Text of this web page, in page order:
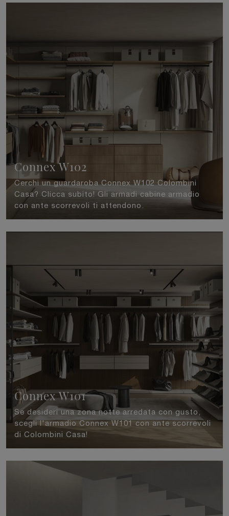
Connex W102
Cerchi un guardaroba Connex W102 Colombini
Casa? Clicca subito! Gli armadi cabine armadio
con ante scorrevoli ti attendono.
Connex W101
Se desideri una zona notte arredata con gusto,
scegli l'armadio Connex W101 con ante scorrevoli
di Colombini Casa!